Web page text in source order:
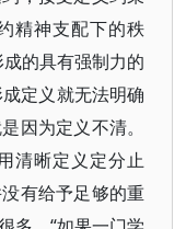
精神支配下的秩
的具有强制力的
定义就无法明确
因为定义不清。
清晰定义定分止
有给予足够的重